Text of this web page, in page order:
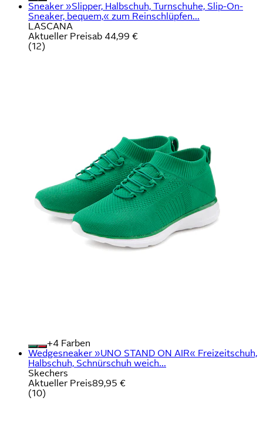
Sneaker »Slipper, Halbschuh, Turnschuhe, Slip-On-
Sneaker, bequem,« zum Reinschlüpfen...
LASCANA
Aktueller Preisab 44,99 €
(12)
+
Farben
Wedgesneaker »UNO STAND ON AIR« Freizeitschuh,
Halbschuh, Schnürschuh weich...
Skechers
Aktueller Preis89,95 €
(10)